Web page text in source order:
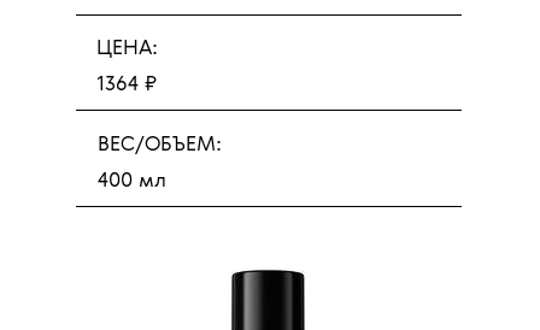
ЦЕНА:
1364 ₽
ВЕС/ОБЪЕМ:
400 мл